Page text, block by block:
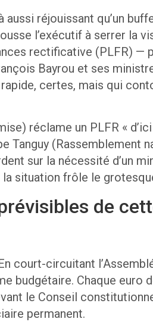
réjouissant qu’un
l’exécutif à serrer la
rectificative (PLFR) —
Bayrou et ses
certes, mais qui
réclame un PLFR « d’ici
Tanguy (Rassemblement
sur la nécessité d’un
situation frôle le
de
court-circuitant
budgétaire. Chaque euro
le Conseil
permanent.